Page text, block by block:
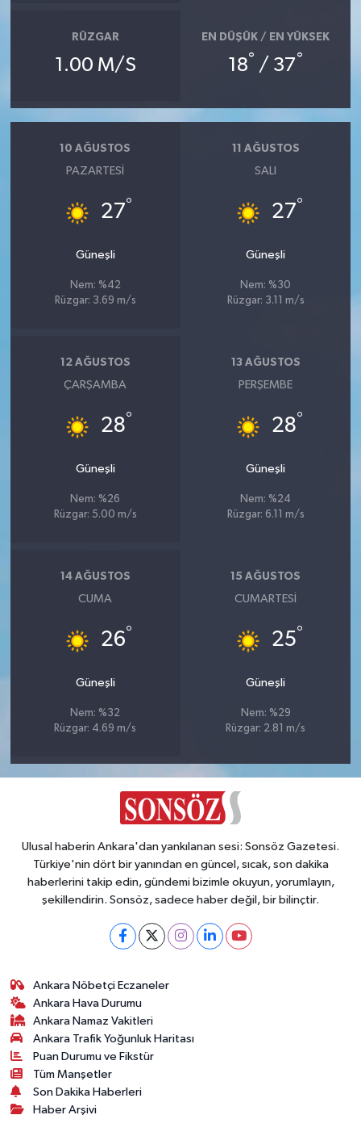
RÜZGAR
1.00 M/S
EN DÜŞÜK / EN YÜKSEK
18° / 37°
10 AĞUSTOS
PAZARTESI
27°
Güneşli
Nem: %42
Rüzgar: 3.69 m/s
11 AĞUSTOS
SALI
27°
Güneşli
Nem: %30
Rüzgar: 3.11 m/s
12 AĞUSTOS
ÇARŞAMBA
28°
Güneşli
Nem: %26
Rüzgar: 5.00 m/s
13 AĞUSTOS
PERŞEMBE
28°
Güneşli
Nem: %24
Rüzgar: 6.11 m/s
14 AĞUSTOS
CUMA
26°
Güneşli
Nem: %32
Rüzgar: 4.69 m/s
15 AĞUSTOS
CUMARTESI
25°
Güneşli
Nem: %29
Rüzgar: 2.81 m/s
Ulusal haberin Ankara'dan yankılanan sesi: Sonsöz Gazetesi.
Türkiye'nin dört bir yanından en güncel, sıcak, son dakika
haberlerini takip edin, gündemi bizimle okuyun, yorumlayın,
şekillendirin. Sonsöz, sadece haber değil, bir bilinçtir.
Ankara Nöbetçi Eczaneler
Ankara Hava Durumu
Ankara Namaz Vakitleri
Ankara Trafik Yoğunluk Haritası
Puan Durumu ve Fikstür
Tüm Manşetler
Son Dakika Haberleri
Haber Arşivi
Vasıta